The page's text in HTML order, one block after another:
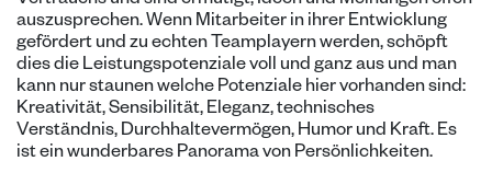
auszusprechen. Wenn Mitarbeiter in ihrer Entwicklung
gefördert und zu echten Teamplayern werden, schöpft
dies die Leistungspotenziale voll und ganz aus und man
kann nur staunen welche Potenziale hier vorhanden sind:
Kreativität, Sensibilität, Eleganz, technisches
Verständnis, Durchhaltevermögen, Humor und Kraft. Es
ist ein wunderbares Panorama von Persönlichkeiten.